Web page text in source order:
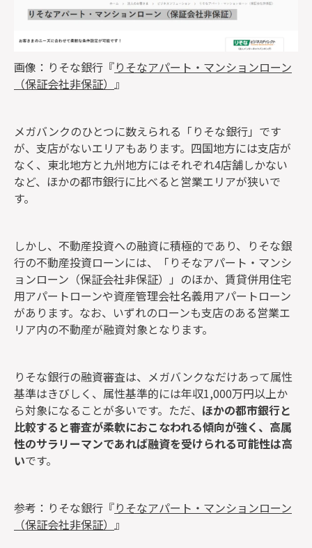
画像：りそな銀行『りそなアパート・マンションローン
（保証会社非保証） 』
メガバンクのひとつに数えられる「りそな銀行」です
が、支店がないエリアもあります。四国地方には支店が
なく、東北地方と九州地方にはそれぞれ4店舗しかない
など、ほかの都市銀行に比べると営業エリアが狭いで
す。
しかし、不動産投資への融資に積極的であり、りそな銀
行の不動産投資ローンには、「りそなアパート・マンシ
ョンローン（保証会社非保証）」のほか、賃貸併用住宅
用アパートローンや資産管理会社名義用アパートローン
があります。なお、いずれのローンも支店のある営業エ
リア内の不動産が融資対象となります。
りそな銀行の融資審査は、メガバンクなだけあって属性
基準はきびしく、属性基準的には年収1,000万円以上か
ら対象になることが多いです。ただ、 ほかの都市銀行と
比較すると審査が柔軟におこなわれる傾向が強く、高属
性のサラリーマンであれば融資を受けられる可能性は高
いです。
参考：りそな銀行『りそなアパート・マンションローン
（保証会社非保証） 』